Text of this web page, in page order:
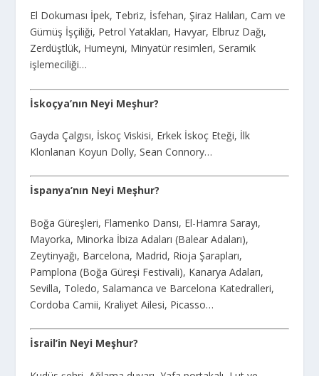
El Dokuması İpek, Tebriz, İsfehan, Şiraz Halıları, Cam ve
Gümüş İşçiliği, Petrol Yatakları, Havyar, Elbruz Dağı,
Zerdüştlük, Humeyni, Minyatür resimleri, Seramik
işlemeciliği…
İskoçya’nın Neyi Meşhur?
Gayda Çalgısı, İskoç Viskisi, Erkek İskoç Eteği, İlk
Klonlanan Koyun Dolly, Sean Connory…
İspanya’nın Neyi Meşhur?
Boğa Güreşleri, Flamenko Dansı, El-Hamra Sarayı,
Mayorka, Minorka İbiza Adaları (Balear Adaları),
Zeytinyağı, Barcelona, Madrid, Rioja Şarapları,
Pamplona (Boğa Güreşi Festivali), Kanarya Adaları,
Sevilla, Toledo, Salamanca ve Barcelona Katedralleri,
Cordoba Camii, Kraliyet Ailesi, Picasso…
İsrail’in Neyi Meşhur?